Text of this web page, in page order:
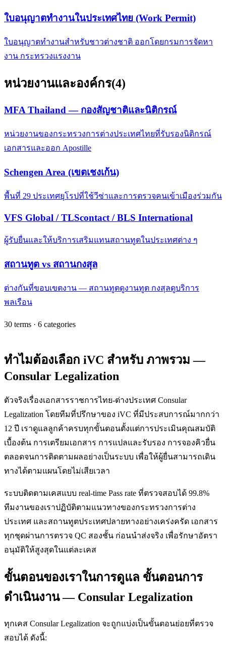
ใบอนุญาตทำงานในประเทศไทย (Work Permit)
ใบอนุญาตทำงานสำหรับชาวต่างชาติ ออกโดยกรมการจัดหา
งาน กระทรวงแรงงาน
หน่วยงานและองค์กร(4)
MFA Thailand — กองสัญชาติและนิติกรณ์
หน่วยงานของกระทรวงการต่างประเทศไทยที่รับรองนิติกรณ์
เอกสารและออก Apostille
Schengen Area (เขตเชงเก้น)
พื้นที่ 29 ประเทศยุโรปที่ใช้วีซ่าและการตรวจคนเข้าเมืองร่วมกัน
VFS Global / TLScontact / BLS International
ผู้รับยื่นและให้บริการเสริมแทนสถานทูตในประเทศต่าง ๆ
สถานทูต vs สถานกงสุล
ต่างกันที่ขอบเขตงาน — สถานทูตดูงานทูต กงสุลดูบริการ
พลเรือน
30 terms · 6 categories
ทำไมต้องเลือก iVC สำหรับ ภาพรวม —
Consular Legalization
ตัวจริงเรื่องเอกสารราชการไทย-ต่างประเทศ Consular
Legalization โดยทีมที่ปรึกษาของ iVC ที่มีประสบการณ์มากกว่า
12 ปี เราดูแลลูกค้าครบทุกขั้นตอนตั้งแต่การประเมินคุณสมบัติ
เบื้องต้น การเตรียมเอกสาร การแปลและรับรอง การจองคิวยื่น
ตลอดจนการติดตามผลอย่างเป็นระบบ เพื่อให้ผู้ยื่นสามารถเดิน
ทางได้ตามแผนโดยไม่เสียเวลา
ระบบติดตามเคสแบบ real-time Pass rate ที่ตรวจสอบได้ 99.8%
ทีมงานของเราปฏิบัติตามแนวทางของกระทรวงการต่าง
ประเทศ และสถานทูตประเทศปลายทางอย่างเคร่งครัด เอกสาร
ทุกชุดผ่านการตรวจ QC สองชั้น ก่อนนำส่งจริง เพื่อรักษาอัตรา
อนุมัติให้สูงสุดในแต่ละเคส
ขั้นตอนของเราในการดูแล ขั้นตอนการ
ดำเนินงาน — Consular Legalization
ทุกเคส Consular Legalization จะถูกแบ่งเป็นขั้นตอนย่อยที่ตรวจ
สอบได้ ดังนี้: